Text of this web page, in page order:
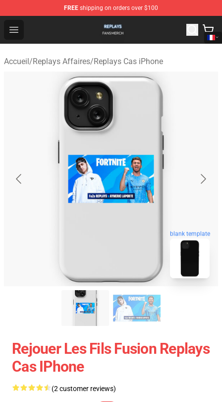
FREE shipping on orders over $100
Open menu
Replays Shop - Official Replays Merchandise Store
Accueil/Replays Affaires/Replays Cas iPhone
blank template
Rejouer Les Fils Fusion Replays
Cas IPhone
(2 customer reviews)